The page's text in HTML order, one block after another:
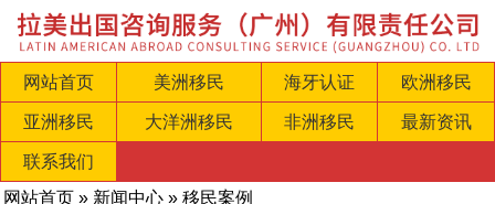
网站首页 美洲移民 海牙认证 欧洲移民
亚洲移民 大洋洲移民 非洲移民 最新资讯
联系我们
网站首页 » 新闻中心 » 移民案例